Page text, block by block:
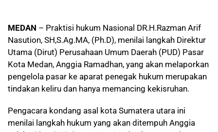
MEDAN – Praktisi hukum Nasional DR.H.Razman Arif
Nasution, SH,S.Ag.MA, (Ph.D), menilai langkah Direktur
Utama (Dirut) Perusahaan Umum Daerah (PUD) Pasar
Kota Medan, Anggia Ramadhan, yang akan melaporkan
pengelola pasar ke aparat penegak hukum merupakan
tindakan keliru dan hanya memancing kekisruhan.
Pengacara kondang asal kota Sumatera utara ini
menilai langkah hukum yang akan ditempuh Anggia